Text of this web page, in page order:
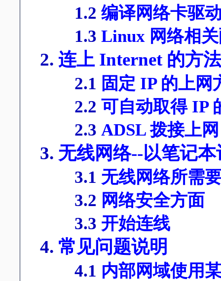
1.2 编译网络卡驱
1.3 Linux 网络相
2. 连上 Internet 的方法
2.1 固定 IP 的上
2.2 可自动取得 IP
2.3 ADSL 拨接上
3. 无线网络--以笔记
3.1 无线网络所需
3.2 网络安全方面
3.3 开始连线
4. 常见问题说明
4.1 内部网域使用